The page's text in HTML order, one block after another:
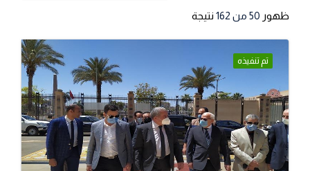
ظهور 50 من 162 نتيجة
تم تنفيذه